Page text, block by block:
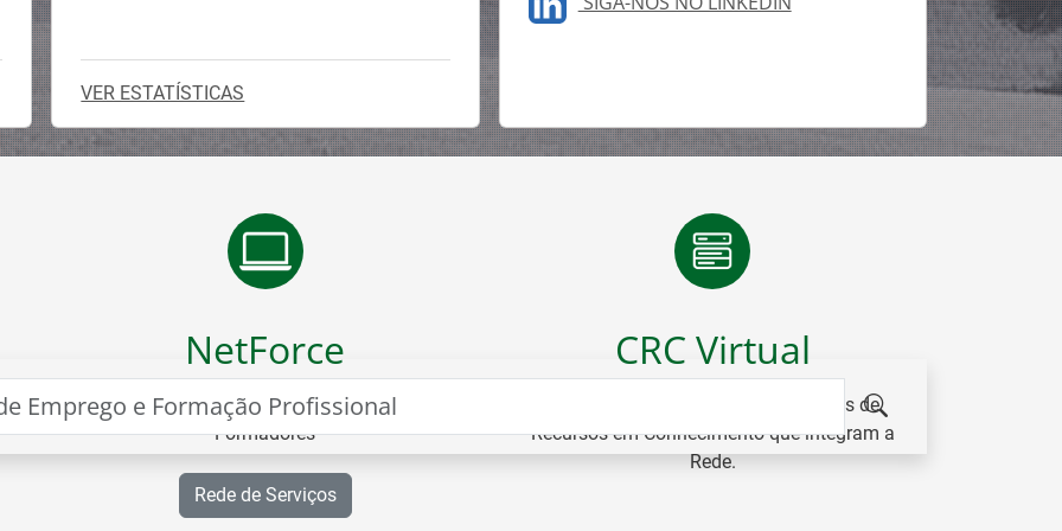
VER ESTATÍSTICAS
NetForce
Portal para Formação e Certificação de
Formadores
CRC Virtual
Plataforma colaborativa dos Centros de
Recursos em Conhecimento que integram a
Rede.
Rede de Serviços